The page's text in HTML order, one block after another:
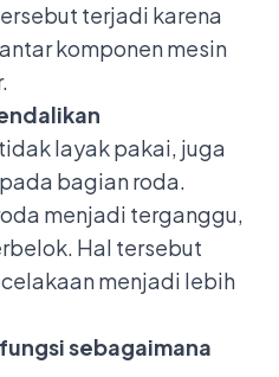
terjadi karena
komponen mesin
layak pakai, juga
bagian roda.
menjadi terganggu,
Hal tersebut
menjadi lebih
sebagaimana